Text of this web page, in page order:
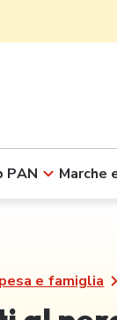
PAN Marche
e famiglia